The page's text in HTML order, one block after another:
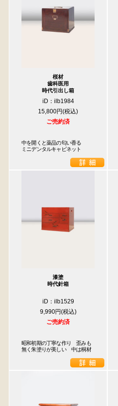
桜材
歯科医用
時代引出し箱
iD：ilb1984
15,800円
ご売約済
中を開くと薬品の匂い香る
ミニデンタルキャビネット
漆塗
時代針箱
iD：ilb1529
9,990円
ご売約済
昭和初期の丁寧な作り　歪みも
無く朱塗りが美しい　中は桐材
1601 b2770